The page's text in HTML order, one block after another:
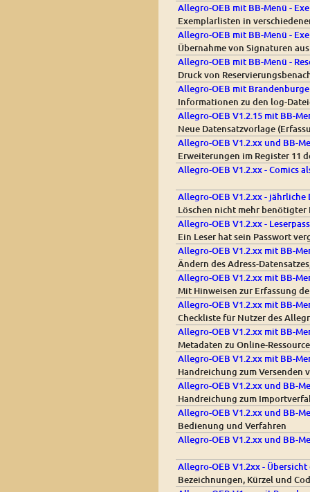
Allegro-OEB mit BB-Menü -
Exemplarlisten in
Allegro-OEB mit BB-Menü -
Übernahme von Signaturen
Allegro-OEB mit BB-Menü -
Druck von
Allegro-OEB mit
Informationen zu den log-
Allegro-OEB V1.2.15 mit BB-
Neue Datensatzvorlage
Allegro-OEB V1.2.xx und BB-
Erweiterungen im Register 11
Allegro-OEB V1.2.xx - Comics
Allegro-OEB V1.2.xx - jährliche
Löschen nicht mehr
Allegro-OEB V1.2.xx -
Ein Leser hat sein Passwort
Allegro-OEB V1.2.xx mit BB-
Ändern des Adress-
Allegro-OEB V1.2.xx mit BB-
Mit Hinweisen zur Erfassung
Allegro-OEB V1.2.xx mit BB-
Checkliste für Nutzer des
Allegro-OEB V1.2.xx mit BB-
Metadaten zu Online-
Allegro-OEB V1.2.xx mit BB-
Handreichung zum Versenden
Allegro-OEB V1.2.xx und BB-
Handreichung zum
Allegro-OEB V1.2.xx und BB-
Bedienung und Verfahren
Allegro-OEB V1.2.xx und BB-
Allegro-OEB V1.2xx -
Bezeichnungen, Kürzel und